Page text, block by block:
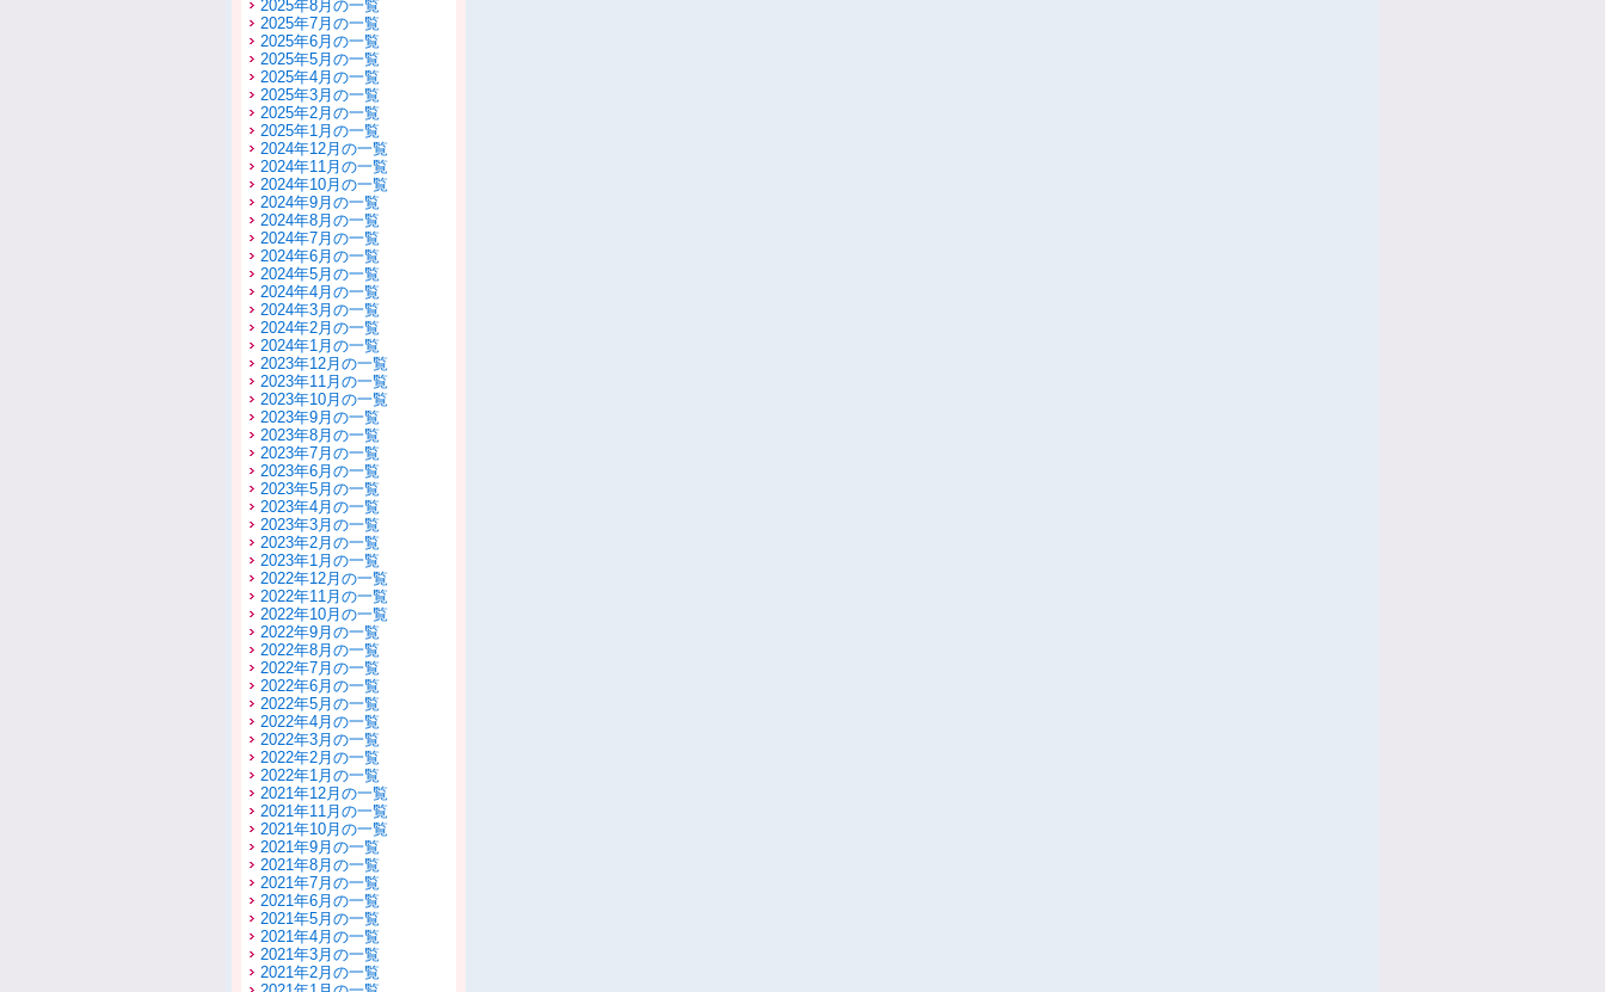
2025年8月の一覧
2025年7月の一覧
2025年6月の一覧
2025年5月の一覧
2025年4月の一覧
2025年3月の一覧
2025年2月の一覧
2025年1月の一覧
2024年12月の一覧
2024年11月の一覧
2024年10月の一覧
2024年9月の一覧
2024年8月の一覧
2024年7月の一覧
2024年6月の一覧
2024年5月の一覧
2024年4月の一覧
2024年3月の一覧
2024年2月の一覧
2024年1月の一覧
2023年12月の一覧
2023年11月の一覧
2023年10月の一覧
2023年9月の一覧
2023年8月の一覧
2023年7月の一覧
2023年6月の一覧
2023年5月の一覧
2023年4月の一覧
2023年3月の一覧
2023年2月の一覧
2023年1月の一覧
2022年12月の一覧
2022年11月の一覧
2022年10月の一覧
2022年9月の一覧
2022年8月の一覧
2022年7月の一覧
2022年6月の一覧
2022年5月の一覧
2022年4月の一覧
2022年3月の一覧
2022年2月の一覧
2022年1月の一覧
2021年12月の一覧
2021年11月の一覧
2021年10月の一覧
2021年9月の一覧
2021年8月の一覧
2021年7月の一覧
2021年6月の一覧
2021年5月の一覧
2021年4月の一覧
2021年3月の一覧
2021年2月の一覧